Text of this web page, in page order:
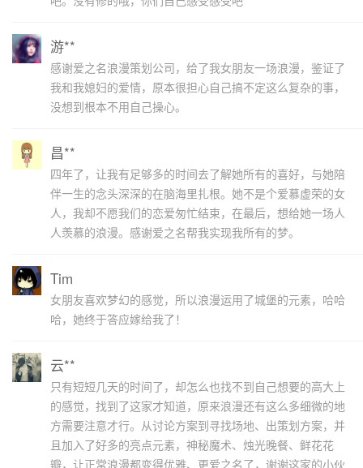
游**
感谢爱之名浪漫策划公司，给了我女朋友一场浪漫，鉴证了
我和我媳妇的爱情，原本很担心自己搞不定这么复杂的事，
没想到根本不用自己操心。
昌**
四年了，让我有足够多的时间去了解她所有的喜好，与她陪
伴一生的念头深深的在脑海里扎根。她不是个爱慕虚荣的女
人，我却不愿我们的恋爱匆忙结束，在最后，想给她一场人
人羡慕的浪漫。感谢爱之名帮我实现我所有的梦。
Tim
女朋友喜欢梦幻的感觉，所以浪漫运用了城堡的元素，哈哈
哈，她终于答应嫁给我了！
云**
只有短短几天的时间了，却怎么也找不到自己想要的高大上
的感觉，找到了这家才知道，原来浪漫还有这么多细微的地
方需要注意才行。从讨论方案到寻找场地、出策划方案，并
且加入了好多的亮点元素，神秘魔术、烛光晚餐、鲜花花
瓣，让正常浪漫都变得优雅、更爱之名了，谢谢这家的小伙